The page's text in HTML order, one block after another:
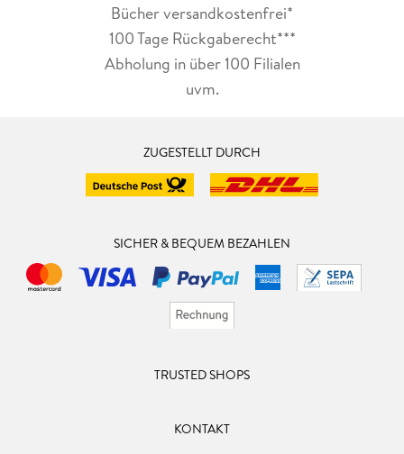
Bücher versandkostenfrei*
100 Tage Rückgaberecht***
Abholung in über 100 Filialen
uvm.
ZUGESTELLT DURCH
SICHER & BEQUEM BEZAHLEN
TRUSTED SHOPS
KONTAKT